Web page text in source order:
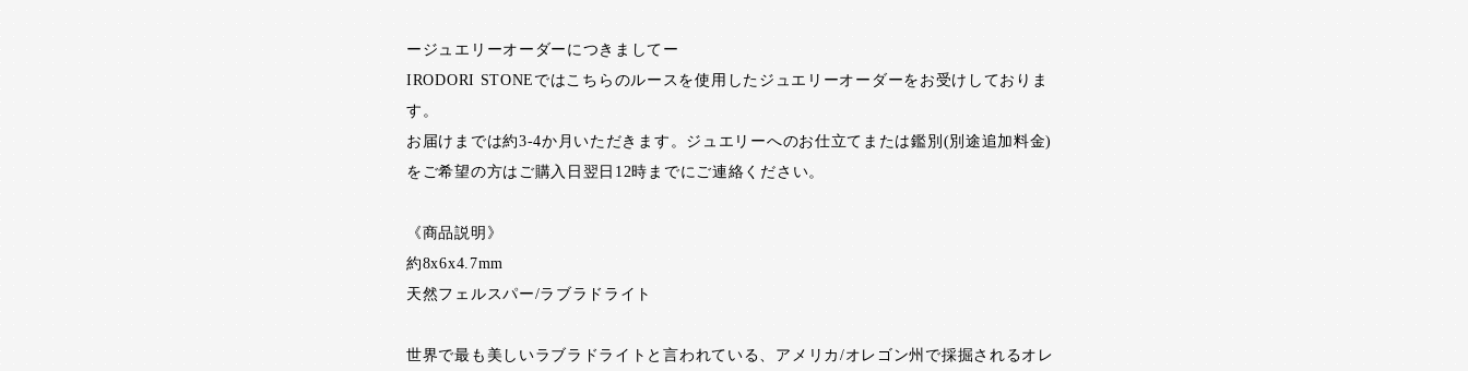
ージュエリーオーダーにつきましてー
IRODORI STONEではこちらのルースを使用したジュエリーオーダーをお受けしておりま
す。
お届けまでは約3-4か月いただきます。ジュエリーへのお仕立てまたは鑑別(別途追加料金)
をご希望の方はご購入日翌日12時までにご連絡ください。
《商品説明》
約8x6x4.7mm
天然フェルスパー/ラブラドライト
世界で最も美しいラブラドライトと言われている、アメリカ/オレゴン州で採掘されるオレ